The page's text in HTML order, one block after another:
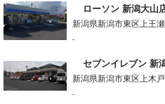
ローソン 新潟大山
新潟県新潟市東区上王
-
セブンイレブン 新
新潟県新潟市東区上木
-